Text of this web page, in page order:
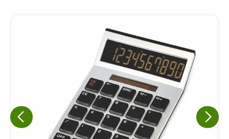
Eu concordo em receber comunicações.
A nossa empresa está comprometida a proteger e respeitar
sua privacidade, utilizaremos seus dados apenas para fins
de marketing. Você pode alterar suas preferências a
qualquer momento.
Iniciar conversa